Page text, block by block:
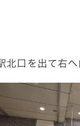
北口を出て右